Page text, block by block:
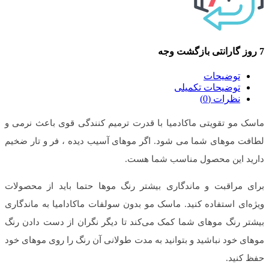
7 روز گارانتی بازگشت وجه
توضیحات
توضیحات تکمیلی
نظرات (0)
ماسک مو تقویتی ماکادمیا با قدرت ترمیم‌ کنندگی قوی باعث نرمی و
لطافت موهای شما می شود. اگر موهای آسیب دیده ، فر و تار ضخیم
دارید این محصول مناسب شما هست.
برای مراقبت و ماندگاری بیشتر رنگ موها حتما باید از محصولات
ویژه‌ای استفاده کنید. ماسک مو بدون سولفات ماکادامیا به ماندگاری
بیشتر رنگ موهای شما کمک می‌کند تا دیگر نگران از دست دادن رنگ
موهای خود نباشید و بتوانید به مدت طولانی آن رنگ را روی موهای خود
حفظ کنید.